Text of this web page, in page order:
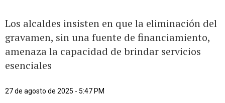
Los alcaldes insisten en que la eliminación del
gravamen, sin una fuente de financiamiento,
amenaza la capacidad de brindar servicios
esenciales
27 de agosto de 2025 - 5:47 PM